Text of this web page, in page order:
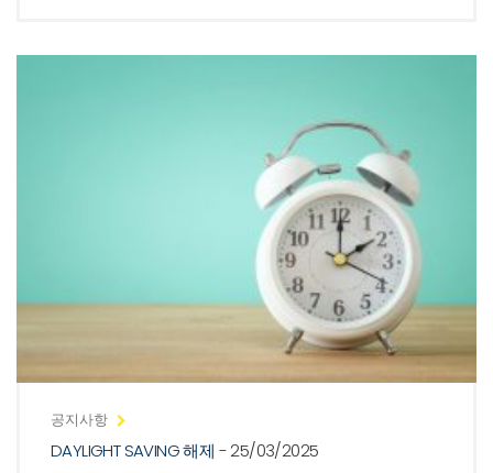
공지사항
DAYLIGHT SAVING 해제 - 25/03/2025